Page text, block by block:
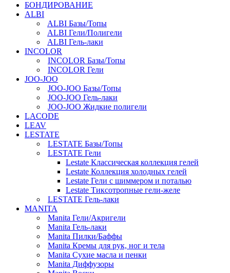
БОНДИРОВАНИЕ
ALBI
ALBI Базы/Топы
ALBI Гели/Полигели
ALBI Гель-лаки
INCOLOR
INCOLOR Базы/Топы
INCOLOR Гели
JOO-JOO
JOO-JOO Базы/Топы
JOO-JOO Гель-лаки
JOO-JOO Жидкие полигели
LACODE
LEAV
LESTATE
LESTATE Базы/Топы
LESTATE Гели
Lestate Классическая коллекция гелей
Lestate Коллекция холодных гелей
Lestate Гели с шиммером и поталью
Lestate Тиксотропные гели-желе
LESTATE Гель-лаки
MANITA
Manita Гели/Акригели
Manita Гель-лаки
Manita Пилки/Баффы
Manita Кремы для рук, ног и тела
Manita Сухие масла и пенки
Manita Диффузоры